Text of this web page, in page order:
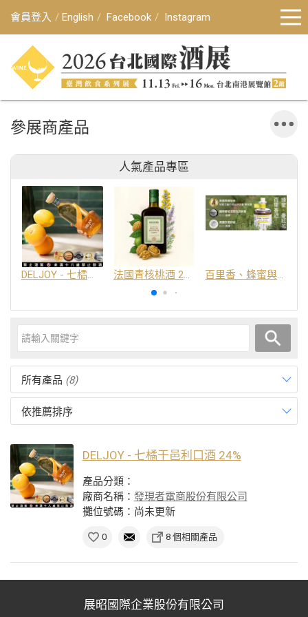
會員登入 English Facebook Instagram
參展商產品
人氣產品專區
DELJOY - 七橘干邑利口酒 24% 法國青核桃酒 25% 百里香、蜂蜜與番紅花酒
所有產品 (8)
依推薦排序
DELJOY - 七橘干邑利口酒 24%
產品分類：
廠商名稱： 發現者電商股份有限公司
攤位號碼：尚未更新
0 8 個相關產品
展昭國際企業股份有限公司